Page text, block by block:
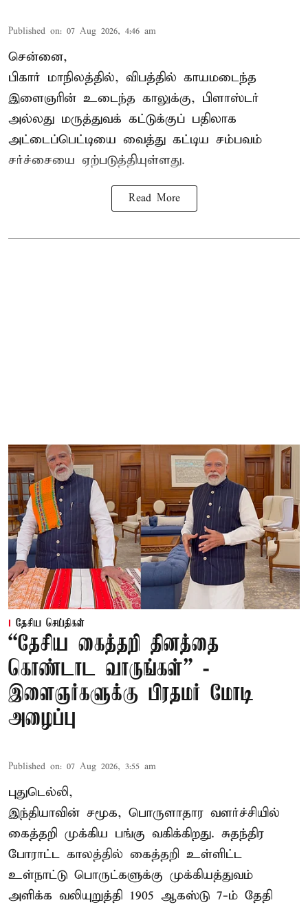
Published on: 07 Aug 2026, 4:46 am
சென்னை,
பிகார் மாநிலத்தில், விபத்தில் காயமடைந்த
இளைஞரின் உடைந்த காலுக்கு, பிளாஸ்டர்
அல்லது மருத்துவக் கட்டுக்குப் பதிலாக
அட்டைப்பெட்டியை வைத்து கட்டிய சம்பவம்
சர்ச்சையை ஏற்படுத்தியுள்ளது.
Read More
தேசிய செய்திகள்
“தேசிய கைத்தறி தினத்தை
கொண்டாட வாருங்கள்” -
இளைஞர்களுக்கு பிரதமர் மோடி
அழைப்பு
Published on: 07 Aug 2026, 3:55 am
புதுடெல்லி,
இந்தியாவின் சமூக, பொருளாதார வளர்ச்சியில்
கைத்தறி முக்கிய பங்கு வகிக்கிறது. சுதந்திர
போராட்ட காலத்தில் கைத்தறி உள்ளிட்ட
உள்நாட்டு பொருட்களுக்கு முக்கியத்துவம்
அளிக்க வலியுறுத்தி 1905 ஆகஸ்டு 7-ம் தேதி